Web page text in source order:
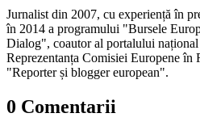
Jurnalist din 2007, cu experiență în
în 2014 a programului "Bursele
Dialog", coautor al portalului
Reprezentanța Comisiei Europene în
"Reporter și blogger european".
0 Comentarii